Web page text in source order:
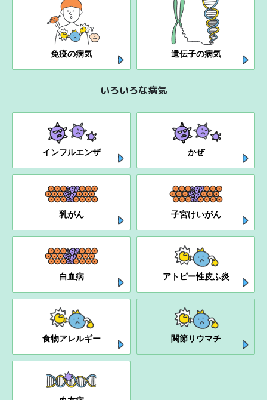
免疫の病気 遺伝子の病気
いろいろな病気
インフルエンザ かぜ
乳がん 子宮けいがん
白血病 アトピー性皮ふ炎
食物アレルギー 関節リウマチ